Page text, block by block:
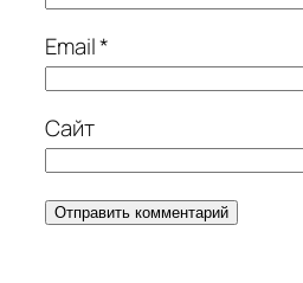
Email*
Сайт